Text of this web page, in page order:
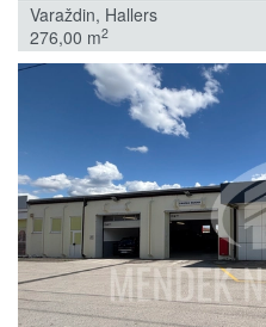
Varaždin, Hallers
276,00 m2